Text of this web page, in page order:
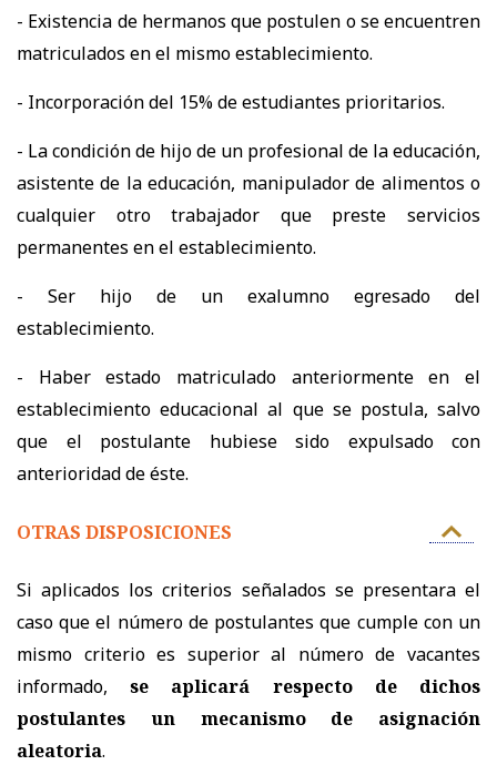
- Existencia de hermanos que postulen o se encuentren
matriculados en el mismo establecimiento.
- Incorporación del 15% de estudiantes prioritarios.
- La condición de hijo de un profesional de la educación,
asistente de la educación, manipulador de alimentos o
cualquier otro trabajador que preste servicios
permanentes en el establecimiento.
- Ser hijo de un exalumno egresado del
establecimiento.
- Haber estado matriculado anteriormente en el
establecimiento educacional al que se postula, salvo
que el postulante hubiese sido expulsado con
anterioridad de éste.
OTRAS DISPOSICIONES
Si aplicados los criterios señalados se presentara el
caso que el número de postulantes que cumple con un
mismo criterio es superior al número de vacantes
informado,se aplicará respecto de dichos
postulantes un mecanismo de asignación
aleatoria.